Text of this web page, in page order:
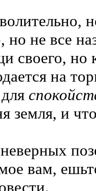
но не все
своего,
на
земля, и
вам,